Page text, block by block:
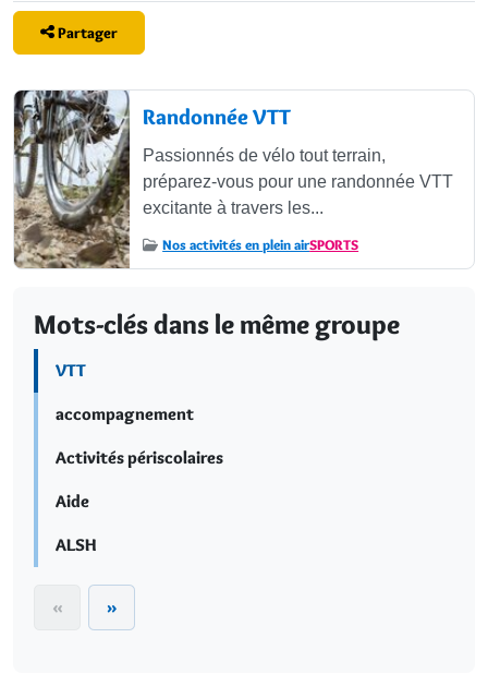
Partager
Randonnée VTT
Passionnés de vélo tout terrain,
préparez-vous pour une randonnée VTT
excitante à travers les...
Nos activités en plein airSPORTS
Mots-clés dans le même groupe
VTT
accompagnement
Activités périscolaires
Aide
ALSH
« »